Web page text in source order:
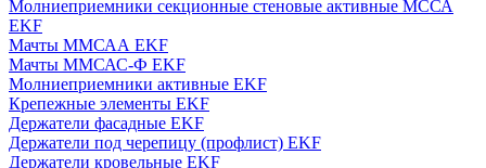
Молниеприемники секционные стеновые активные МССА
EKF
Мачты ММСАА EKF
Мачты ММСАС-Ф EKF
Молниеприемники активные EKF
Крепежные элементы EKF
Держатели фасадные EKF
Держатели под черепицу (профлист) EKF
Держатели кровельные EKF